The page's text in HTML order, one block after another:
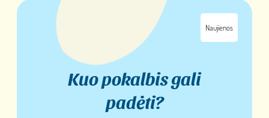
Naujienos
Kuo pokalbis gali
padėti?